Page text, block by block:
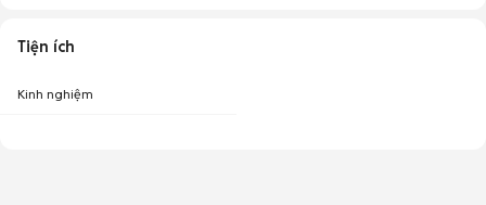
Tiện ích
Kinh nghiệm